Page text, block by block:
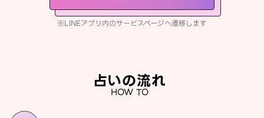
※LINEアプリ内のサービスページへ遷移します
占いの流れ
HOW TO